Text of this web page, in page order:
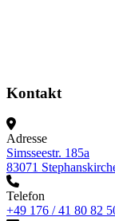
Kontakt
Adresse
Simsseestr. 185a
83071
Telefon
+49 176 / 41 80 82